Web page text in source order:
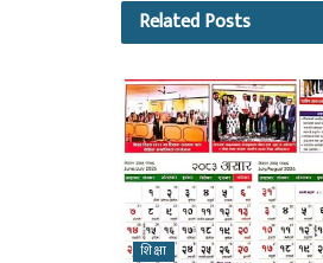
RelatedPosts
शिक्षा